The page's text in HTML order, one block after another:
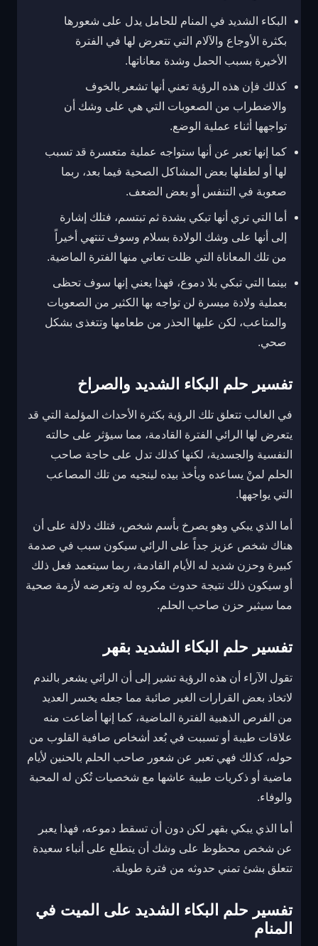
البكاء الشديد في المنام للحامل يدل على شعورها
بكثرة الأوجاع والآلام التي تتعرض لها في الفترة
الأخيرة بسبب الحمل وشدة معاناتها.
كذلك فإن هذه الرؤية تعني أنها تشعر بالخوف
والاضطراب من الصعوبات التي هي على وشك أن
تواجهها أثناء عملية الوضع.
كما إنها تعبر عن أنها ستواجه عملية متعسرة قد تسبب
لها أو لطفلها بعض المشاكل الصحية فيما بعد، ربما
صعوبة في التنفس أو بعض الضعف.
أما التي تري أنها تبكي بشدة ثم تبتسم، فتلك إشارة
إلى أنها على وشك الولادة بسلام وسوف تنتهي أخيراً
من تلك المعاناة التي ظلت تعاني منها الفترة الماضية.
بينما التي تبكي بلا دموع، فهذا يعني إنها سوف تحظى
بعملية ولادة ميسرة لن تواجه بها الكثير من الصعوبات
والمتاعب، لكن عليها الحذر من طعامها وتتغذى بشكل
صحي.
تفسير حلم البكاء الشديد والصراخ
في الغالب تتعلق تلك الرؤية بكثرة الأحداث المؤلمة التي قد
يتعرض لها الرائي الفترة القادمة، مما سيؤثر على حالته
النفسية والجسدية، لكنها كذلك تدل على حاجة صاحب
الحلم لمنْ يساعده ويأخذ بيده لينجيه من تلك المصاعب
التي يواجهها.
أما الذي يبكي وهو يصرخ بأسم شخص، فتلك دلالة على أن
هناك شخص عزيز جداً على الرائي سيكون سبب في صدمة
كبيرة وحزن شديد له الأيام القادمة، ربما سيتعمد فعل ذلك
أو سيكون ذلك نتيجة حدوث مكروه له وتعرضه لأزمة صحية
مما سيثير حزن صاحب الحلم.
تفسير حلم البكاء الشديد بقهر
تقول الآراء أن هذه الرؤية تشير إلى أن الرائي يشعر بالندم
لاتخاذ بعض القرارات الغير صائبة مما جعله يخسر العديد
من الفرص الذهبية الفترة الماضية، كما إنها أضاعت منه
علاقات طيبة أو تسببت في بُعد أشخاص صافية القلوب من
حوله، كذلك فهي تعبر عن شعور صاحب الحلم بالحنين لأيام
ماضية أو ذكريات طيبة عاشها مع شخصيات تُكن له المحبة
والوفاء.
أما الذي يبكي بقهر لكن دون أن تسقط دموعه، فهذا يعبر
عن شخص محظوظ على وشك أن يتطلع على أنباء سعيدة
تتعلق بشئ تمني حدوثه من فترة طويلة.
تفسير حلم البكاء الشديد على الميت في
المنام